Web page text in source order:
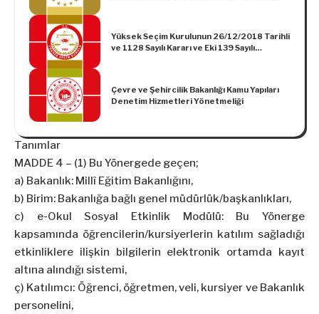
Yüksek Seçim Kurulunun 26/12/2018 Tarihli
ve 1128 Sayılı Kararı ve Eki 139 Sayılı
Yetkileri
Çevre ve Şehircilik Bakanlığı Kamu Yapıları
Denetim Hizmetleri Yönetmeliği
Tanımlar
MADDE 4 – (1) Bu Yönergede geçen;
a) Bakanlık: Millî Eğitim Bakanlığını,
b) Birim: Bakanlığa bağlı genel müdürlük/başkanlıkları,
c) e-Okul Sosyal Etkinlik Modülü: Bu Yönerge
kapsamında öğrencilerin/kursiyerlerin katılım sağladığı
etkinliklere ilişkin bilgilerin elektronik ortamda kayıt
altına alındığı sistemi,
ç) Katılımcı: Öğrenci, öğretmen, veli, kursiyer ve Bakanlık
personelini,